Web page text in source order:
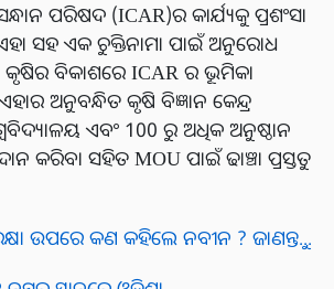
ପରିଷଦ (ICAR)ର କାର୍ଯ୍ୟକୁ ପ୍ରଶଂସା
ସହ ଏକ ଚୁକ୍ତିନାମା ପାଇଁ ଅନୁରୋଧ
କୃଷିର ବିକାଶରେ ICAR ର ଭୂମିକା
ଅନୁବନ୍ଧିତ କୃଷି ବିଜ୍ଞାନ କେନ୍ଦ୍ର
ଏବଂ 100 ରୁ ଅଧିକ ଅନୁଷ୍ଠାନ
କରିବା ସହିତ MOU ପାଇଁ ଢାଞ୍ଚା ପ୍ରସ୍ତୁତ
ଉପରେ କଣ କହିଲେ ନବୀନ ? ଜାଣନ୍ତୁ...